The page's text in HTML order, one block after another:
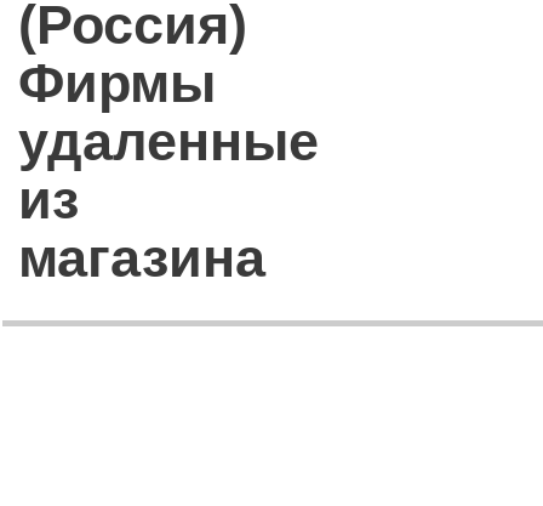
(Россия)
Фирмы
удаленные
из
магазина